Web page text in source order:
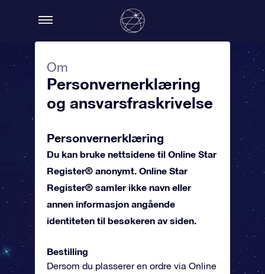
Om
Personvernerklæring
og ansvarsfraskrivelse
Personvernerklæring
Du kan bruke nettsidene til Online Star
Register® anonymt. Online Star
Register® samler ikke navn eller
annen informasjon angående
identiteten til besøkeren av siden.
Bestilling
Dersom du plasserer en ordre via Online